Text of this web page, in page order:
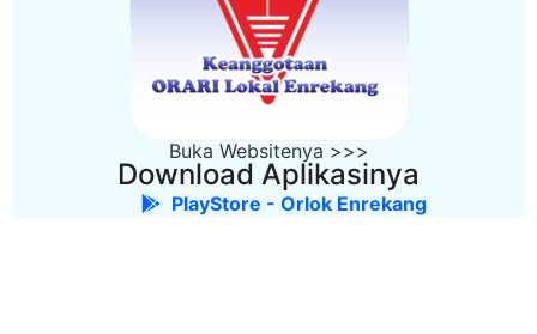
Buka Websitenya >>>
Download Aplikasinya
PlayStore - Orlok Enrekang